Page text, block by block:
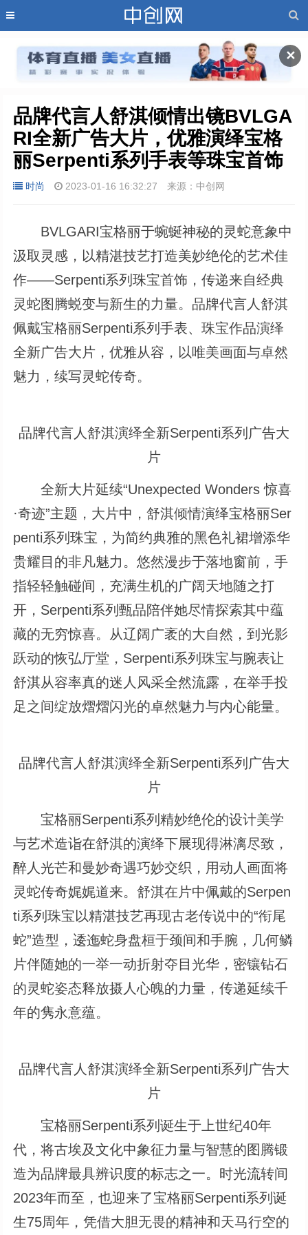
✕
品牌代言人舒淇倾情出镜BVLGA
RI全新广告大片，优雅演绎宝格
丽Serpenti系列手表等珠宝首饰
时尚 2023-01-16 16:32:27 来源：中创网
BVLGARI宝格丽于蜿蜒神秘的灵蛇意象中
汲取灵感，以精湛技艺打造美妙绝伦的艺术佳
作——Serpenti系列珠宝首饰，传递来自经典
灵蛇图腾蜕变与新生的力量。品牌代言人舒淇
佩戴宝格丽Serpenti系列手表、珠宝作品演绎
全新广告大片，优雅从容，以唯美画面与卓然
魅力，续写灵蛇传奇。
品牌代言人舒淇演绎全新Serpenti系列广告大
片
全新大片延续“Unexpected Wonders 惊喜
·奇迹”主题，大片中，舒淇倾情演绎宝格丽Ser
penti系列珠宝，为简约典雅的黑色礼裙增添华
贵耀目的非凡魅力。悠然漫步于落地窗前，手
指轻轻触碰间，充满生机的广阔天地随之打
开，Serpenti系列甄品陪伴她尽情探索其中蕴
藏的无穷惊喜。从辽阔广袤的大自然，到光影
跃动的恢弘厅堂，Serpenti系列珠宝与腕表让
舒淇从容率真的迷人风采全然流露，在举手投
足之间绽放熠熠闪光的卓然魅力与内心能量。
品牌代言人舒淇演绎全新Serpenti系列广告大
片
宝格丽Serpenti系列精妙绝伦的设计美学
与艺术造诣在舒淇的演绎下展现得淋漓尽致，
醉人光芒和曼妙奇遇巧妙交织，用动人画面将
灵蛇传奇娓娓道来。舒淇在片中佩戴的Serpen
ti系列珠宝以精湛技艺再现古老传说中的“衔尾
蛇”造型，逶迤蛇身盘桓于颈间和手腕，几何鳞
片伴随她的一举一动折射夺目光华，密镶钻石
的灵蛇姿态释放摄人心魄的力量，传递延续千
年的隽永意蕴。
品牌代言人舒淇演绎全新Serpenti系列广告大
片
宝格丽Serpenti系列诞生于上世纪40年
代，将古埃及文化中象征力量与智慧的图腾锻
造为品牌最具辨识度的标志之一。时光流转间
2023年而至，也迎来了宝格丽Serpenti系列诞
生75周年，凭借大胆无畏的精神和天马行空的